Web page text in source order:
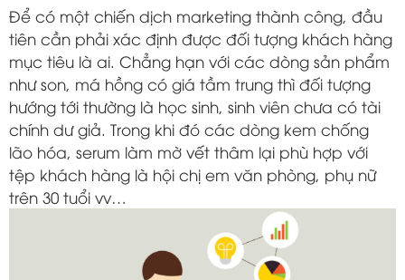
Để có một chiến dịch marketing thành công, đầu
tiên cần phải xác định được đối tượng khách hàng
mục tiêu là ai. Chẳng hạn với các dòng sản phẩm
như son, má hồng có giá tầm trung thì đối tượng
hướng tới thường là học sinh, sinh viên chưa có tài
chính dư giả. Trong khi đó các dòng kem chống
lão hóa, serum làm mờ vết thâm lại phù hợp với
tệp khách hàng là hội chị em văn phòng, phụ nữ
trên 30 tuổi vv…